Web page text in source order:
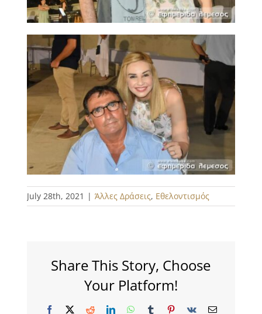
July 28th, 2021 | Άλλες Δράσεις, Εθελοντισμός
Share This Story, Choose
Your Platform!
Facebook
X RedditLinkedInWhatsApp
TumblrPinterest
Vk Email